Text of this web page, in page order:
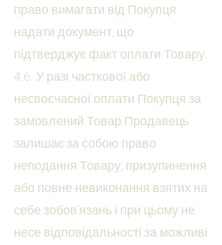
право вимагати від Покупця
надати документ, що
підтверджує факт оплати Товару.
4.6. У разі часткової або
несвоєчасної оплати Покупця за
замовлений Товар Продавець
залишає за собою право
неподання Товару, призупинення
або повне невиконання взятих на
себе зобов’язань і при цьому не
несе відповідальності за можливі